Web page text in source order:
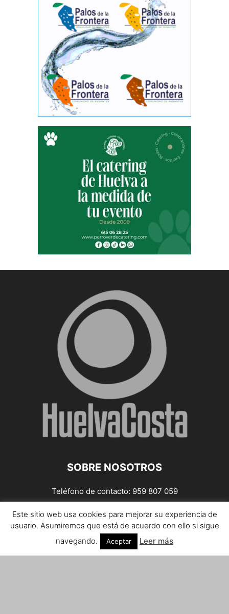
SOBRE NOSOTROS
Teléfono de contacto: 959 807 059
¡Anúnciate!
Envíanos tus notas de prensa a:prensa@huelvacosta.com
Contáctenos:info@huelvacosta.com
Este sitio web usa cookies para mejorar su experiencia de
usuario. Asumiremos que está de acuerdo con ello si sigue
navegando.
Aceptar Leer más